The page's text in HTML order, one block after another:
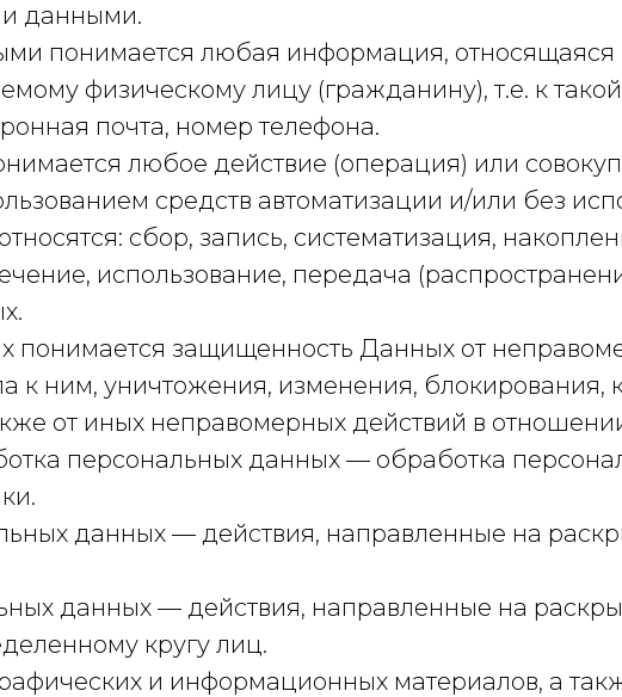
данными.
понимается любая информация, относящаяся
физическому лицу (гражданину), т.е. к
почта, номер телефона.
любое действие (операция) или
средств автоматизации и/или без
сбор, запись, систематизация,
использование, передача
понимается защищенность Данных от
к ним, уничтожения, изменения, блокирования,
от иных неправомерных действий в
персональных данных — обработка
данных — действия, направленные на
данных — действия, направленные на
кругу лиц.
и информационных материалов, а